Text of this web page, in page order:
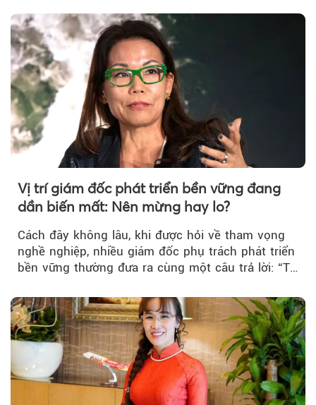
Vị trí giám đốc phát triển bền vững đang
dần biến mất: Nên mừng hay lo?
Cách đây không lâu, khi được hỏi về tham vọng
nghề nghiệp, nhiều giám đốc phụ trách phát triển
bền vững thường đưa ra cùng một câu trả lời: “Tự
triển bền vững cần trở thành mối quan tâm
chung của toàn bộ doanh nghiệp, thay vì chỉ gói
gọn trong một bộ phận chuyên trách.